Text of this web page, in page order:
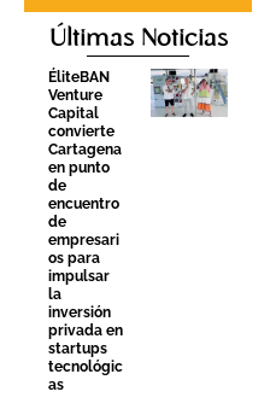
Últimas Noticias
ÉliteBAN
Venture
Capital
convierte
Cartagena
en punto
de
encuentro
de
empresari
os para
impulsar
la
inversión
privada en
startups
tecnológic
as